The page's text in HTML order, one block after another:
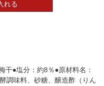
れる
干●塩分：約8％●原材料名：
調味料、砂糖、醸造酢（りん